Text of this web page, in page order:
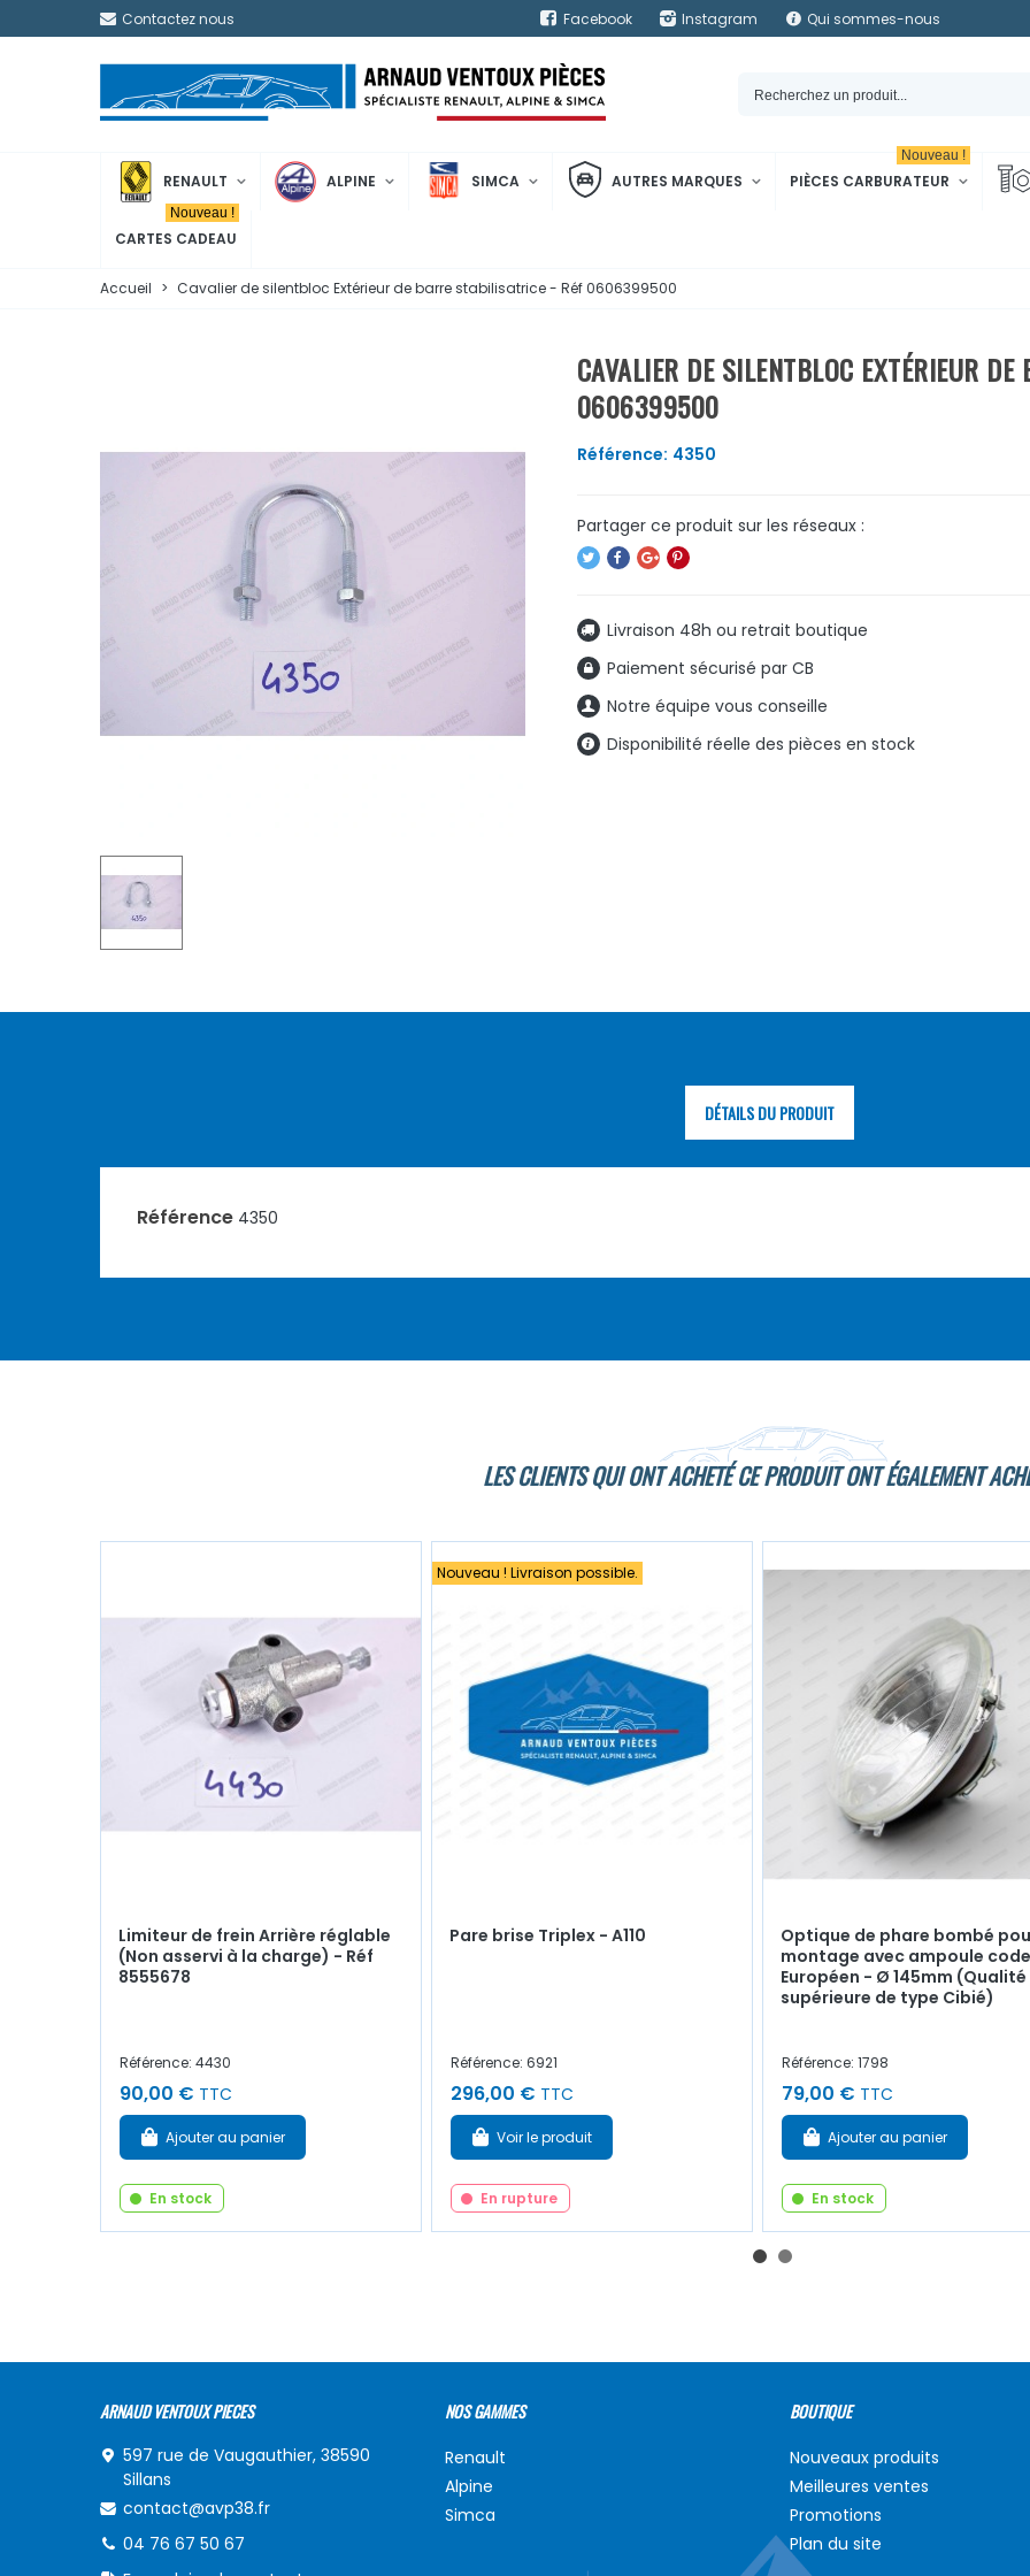
Contactez nous Facebook Instagram Qui sommes-nous
RENAULT ALPINE SIMCA AUTRES MARQUES PIÈCES CARBURATEUR
Nouveau !
CARTES CADEAU
Nouveau !
Accueil > Cavalier de silentbloc Extérieur de barre stabilisatrice - Réf 0606399500
CAVALIER DE SILENTBLOC EXTÉRIEUR
0606399500
Référence: 4350
Livraison 48h ou retrait boutique
Paiement sécurisé par CB
Notre équipe vous conseille
Disponibilité réelle des pièces en stock
DÉTAILS DU PRODUIT
Référence 4350
LES CLIENTS QUI ONT ACHETÉ CE PRODUIT ONT ÉGALEMENT
Limiteur de frein Arrière réglable
(Non asservi à la charge) - Réf
8555678
Référence: 4430
90,00 € TTC
Ajouter au panier
En stock
Nouveau ! Livraison possible.
Pare brise Triplex - A110
Référence: 6921
296,00 € TTC
Voir le produit
En rupture
Optique de phare bombé
montage avec ampoule code
Européen - Ø 145mm (Qualité
supérieure de type Cibié)
Référence: 1798
79,00 € TTC
Ajouter au panier
En stock
ARNAUD VENTOUX PIECES
597 rue de Vaugauthier, 38590
Sillans
contact@avp38.fr
04 76 67 50 67
NOS GAMMES
Renault
Alpine
Simca
BOUTIQUE
Nouveaux produits
Meilleures ventes
Promotions
Plan du site